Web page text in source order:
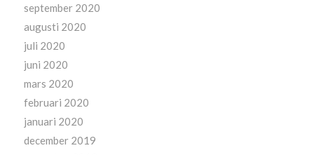
september 2020
augusti 2020
juli 2020
juni 2020
mars 2020
februari 2020
januari 2020
december 2019